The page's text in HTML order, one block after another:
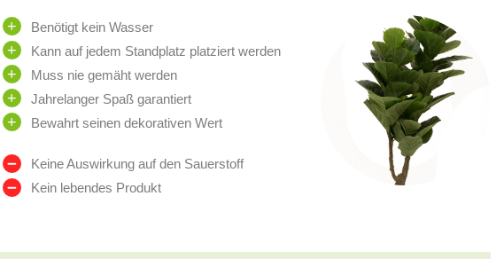
Benötigt kein Wasser
Kann auf jedem Standplatz platziert werden
Muss nie gemäht werden
Jahrelanger Spaß garantiert
Bewahrt seinen dekorativen Wert
Keine Auswirkung auf den Sauerstoff
Kein lebendes Produkt